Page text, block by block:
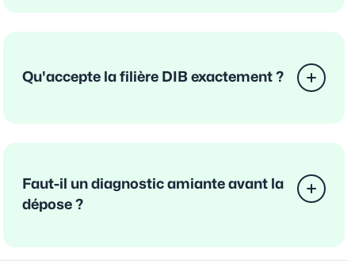
Qu'accepte la filière DIB exactement ?
Faut-il un diagnostic amiante avant la
dépose ?